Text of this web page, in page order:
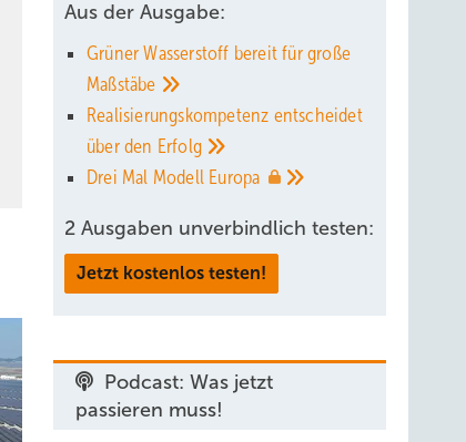
Aus der Ausgabe:
Grüner Wasserstoff bereit für große
Maßstäbe
Realisierungskompetenz entscheidet
über den Erfolg
Drei Mal Modell Europa
2 Ausgaben unverbindlich testen:
Jetzt kostenlos testen!
Podcast: Was jetzt
passieren muss!